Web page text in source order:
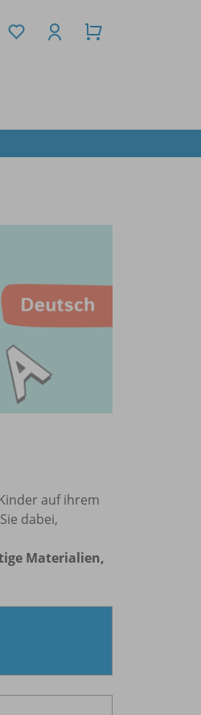
auf ihrem
dabei,
Materialien,